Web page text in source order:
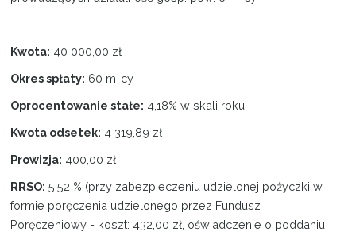
Kwota: 40 000,00 zł
Okres spłaty: 60 m-cy
Oprocentowanie stałe: 4,18% w skali roku
Kwota odsetek: 4 319,89 zł
Prowizja: 400,00 zł
RRSO: 5,52 % (przy zabezpieczeniu udzielonej pożyczki w
formie poręczenia udzielonego przez Fundusz
Poręczeniowy - koszt: 432,00 zł, oświadczenie o poddaniu